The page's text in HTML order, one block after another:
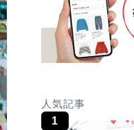
人気記事